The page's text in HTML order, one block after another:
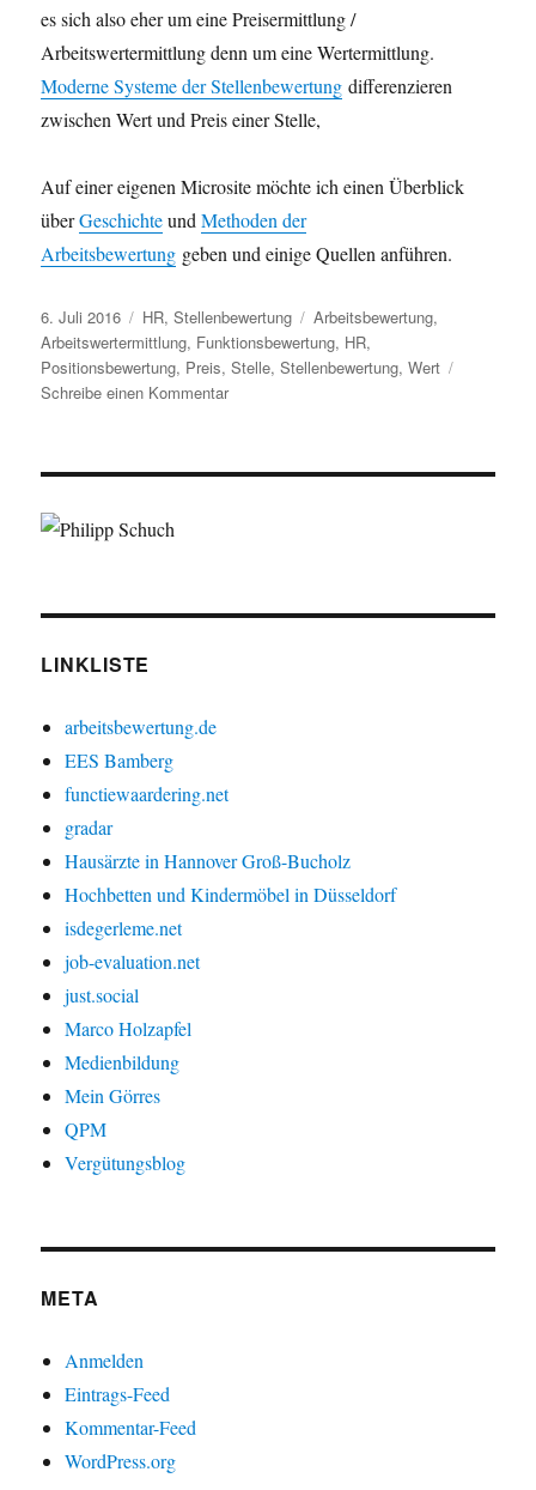
es sich also eher um eine Preisermittlung /
Arbeitswertermittlung denn um eine Wertermittlung.
Moderne Systeme der Stellenbewertung differenzieren
zwischen Wert und Preis einer Stelle,
Auf einer eigenen Microsite möchte ich einen Überblick
überGeschichteundMethoden der
Arbeitsbewertung geben und einige Quellen anführen.
Veröffentlicht
am
6. Juli 2016 Kategorien
HR,Stellenbewertung Schlagwörter
Arbeitsbewertung,
Arbeitswertermittlung, Funktionsbewertung, HR,
Positionsbewertung, Preis,Stelle,Stellenbewertung,Wert
Schreibe einen Kommentarzu
LINKLISTE
arbeitsbewertung.de
EES Bamberg
functiewaardering.net
gradar
Hausärzte in Hannover Groß-Bucholz
Hochbetten und Kindermöbel in Düsseldorf
isdegerleme.net
job-evaluation.net
just.social
Marco Holzapfel
Medienbildung
Mein Görres
QPM
Vergütungsblog
META
Anmelden
Eintrags-Feed
Kommentar-Feed
WordPress.org